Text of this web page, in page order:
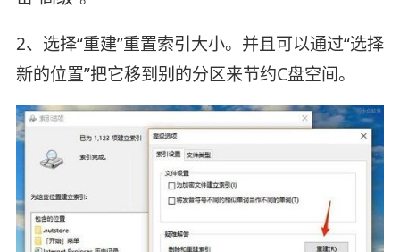
2、选择“重建”重置索引大小。并且可以通过“选择
新的位置”把它移到别的分区来节约C盘空间。